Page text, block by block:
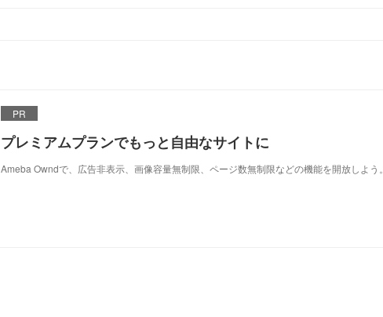
PR
プレミアムプランでもっと自由なサイトに
Ameba Owndで、広告非表示、画像容量無制限、ページ数無制限などの機能を開放しよう。